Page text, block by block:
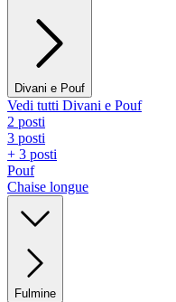
Divani e Pouf
Vedi tutti Divani e Pouf
2 posti
3 posti
+ 3 posti
Pouf
Chaise longue
Fulmine